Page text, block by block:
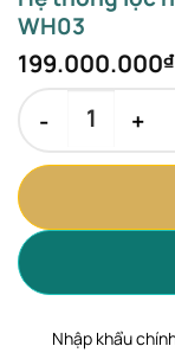
WH03
199.000.000₫
Nhập khẩu